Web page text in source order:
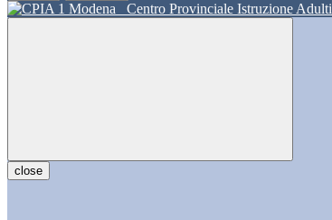
Centro Provinciale Istruzione Adulti
close